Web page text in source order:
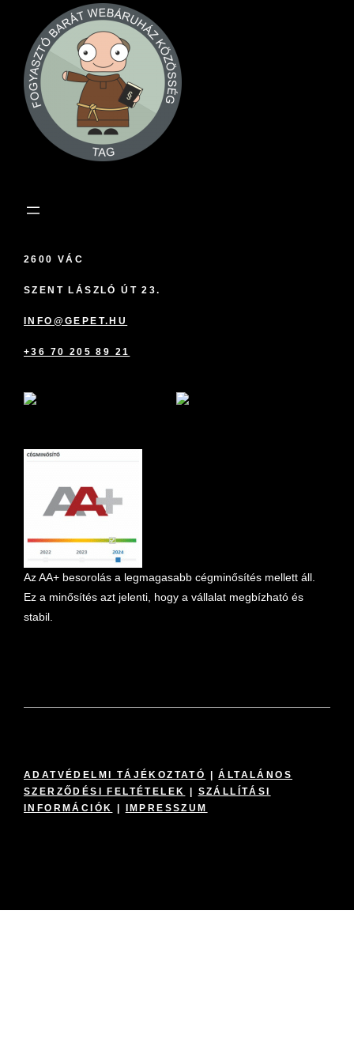
2600 VÁC
SZENT LÁSZLÓ ÚT 23.
INFO@GEPET.HU
+36 70 205 89 21
Az AA+ besorolás a legmagasabb cégminősítés mellett áll.
Ez a minősítés azt jelenti, hogy a vállalat megbízható és
stabil.
ADATVÉDELMI TÁJÉKOZTATÓ |ÁLTALÁNOS
SZERZŐDÉSI FELTÉTELEK
SZÁLLÍTÁSI
INFORMÁCIÓK
IMPRESSZUM